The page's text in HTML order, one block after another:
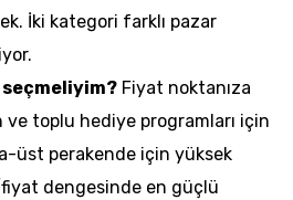
İki kategori farklı pazar
Fiyat noktanıza
ve toplu hediye programları için
üst perakende için yüksek
dengesinde en güçlü